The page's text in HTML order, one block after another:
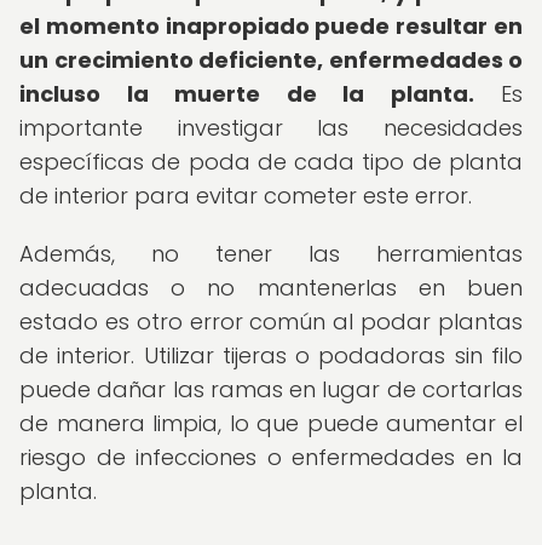
el momento inapropiado puede resultar en
un crecimiento deficiente, enfermedades o
incluso la muerte de la planta. Es
importante investigar las necesidades
específicas de poda de cada tipo de planta
de interior para evitar cometer este error.
Además, no tener las herramientas
adecuadas o no mantenerlas en buen
estado es otro error común al podar plantas
de interior. Utilizar tijeras o podadoras sin filo
puede dañar las ramas en lugar de cortarlas
de manera limpia, lo que puede aumentar el
riesgo de infecciones o enfermedades en la
planta.